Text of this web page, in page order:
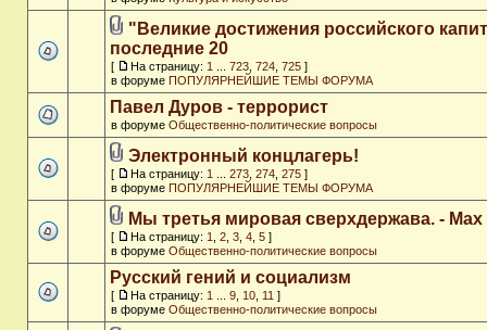
"Великие достижения российского
последние 20
[ На страницу: 1 723 724 725 ]
в форуме ПОПУЛЯРНЕЙШИЕ ТЕМЫ ФОРУМА
Павел Дуров - террорист
в форуме Общественно-политические вопросы
Электронный концлагерь!
[ На страницу: 1 273 274 275 ]
в форуме ПОПУЛЯРНЕЙШИЕ ТЕМЫ ФОРУМА
Мы третья мировая сверхдержава. - Max
[ На страницу: 1 2 3 4 5 ]
в форуме Общественно-политические вопросы
Русский гений и социализм
[ На страницу: 1 9 10 11 ]
в форуме Общественно-политические вопросы